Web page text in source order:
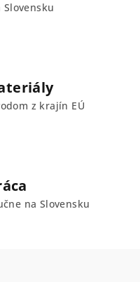
z krajín EÚ
na Slovensku